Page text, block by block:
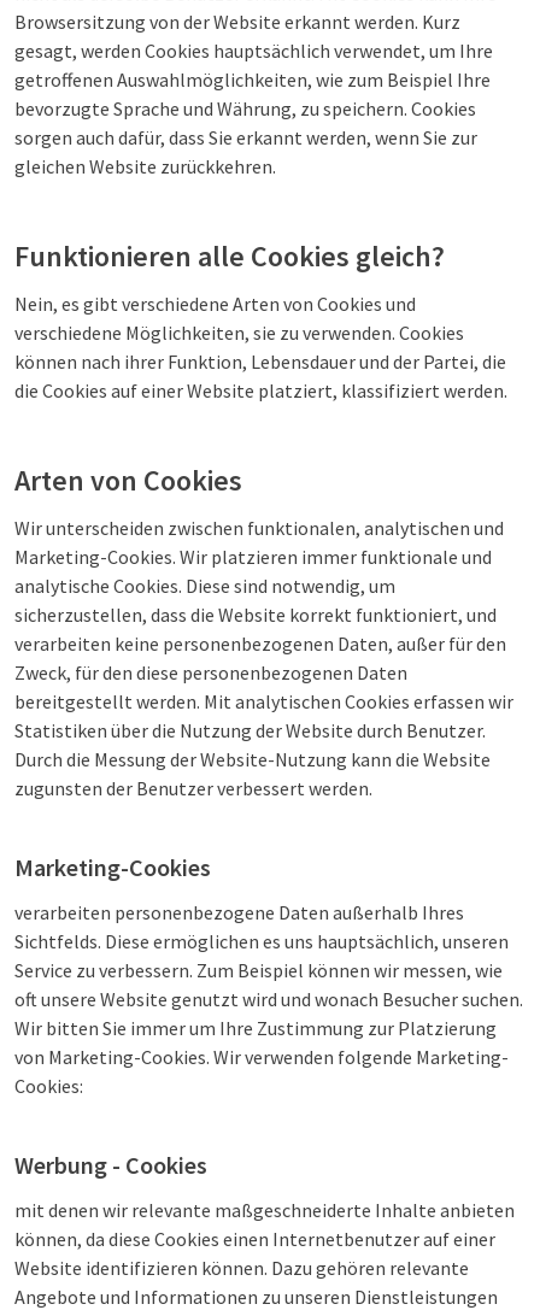
Browsersitzung von der Website erkannt werden. Kurz
gesagt, werden Cookies hauptsächlich verwendet, um Ihre
getroffenen Auswahlmöglichkeiten, wie zum Beispiel Ihre
bevorzugte Sprache und Währung, zu speichern. Cookies
sorgen auch dafür, dass Sie erkannt werden, wenn Sie zur
gleichen Website zurückkehren.
Funktionieren alle Cookies gleich?
Nein, es gibt verschiedene Arten von Cookies und
verschiedene Möglichkeiten, sie zu verwenden. Cookies
können nach ihrer Funktion, Lebensdauer und der Partei, die
die Cookies auf einer Website platziert, klassifiziert werden.
Arten von Cookies
Wir unterscheiden zwischen funktionalen, analytischen und
Marketing-Cookies. Wir platzieren immer funktionale und
analytische Cookies. Diese sind notwendig, um
sicherzustellen, dass die Website korrekt funktioniert, und
verarbeiten keine personenbezogenen Daten, außer für den
Zweck, für den diese personenbezogenen Daten
bereitgestellt werden. Mit analytischen Cookies erfassen wir
Statistiken über die Nutzung der Website durch Benutzer.
Durch die Messung der Website-Nutzung kann die Website
zugunsten der Benutzer verbessert werden.
Marketing-Cookies
verarbeiten personenbezogene Daten außerhalb Ihres
Sichtfelds. Diese ermöglichen es uns hauptsächlich, unseren
Service zu verbessern. Zum Beispiel können wir messen, wie
oft unsere Website genutzt wird und wonach Besucher suchen.
Wir bitten Sie immer um Ihre Zustimmung zur Platzierung
von Marketing-Cookies. Wir verwenden folgende Marketing-
Cookies:
Werbung - Cookies
mit denen wir relevante maßgeschneiderte Inhalte anbieten
können, da diese Cookies einen Internetbenutzer auf einer
Website identifizieren können. Dazu gehören relevante
Angebote und Informationen zu unseren Dienstleistungen